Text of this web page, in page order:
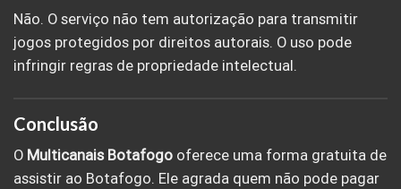
Não. O serviço não tem autorização para transmitir
jogos protegidos por direitos autorais. O uso pode
infringir regras de propriedade intelectual.
Conclusão
O MulticanaisBotafogo oferece uma forma gratuita de
assistir ao Botafogo. Ele agrada quem não pode pagar